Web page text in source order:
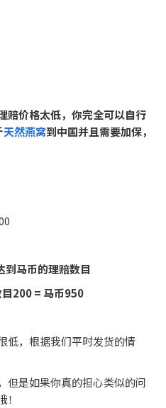
赔价格太低，你完全可以自行
天然燕窝到中国并且需要加保，
马币的理赔数目
200 = 马币950
低，根据我们平时发货的情
但是如果你真的担心类似的问